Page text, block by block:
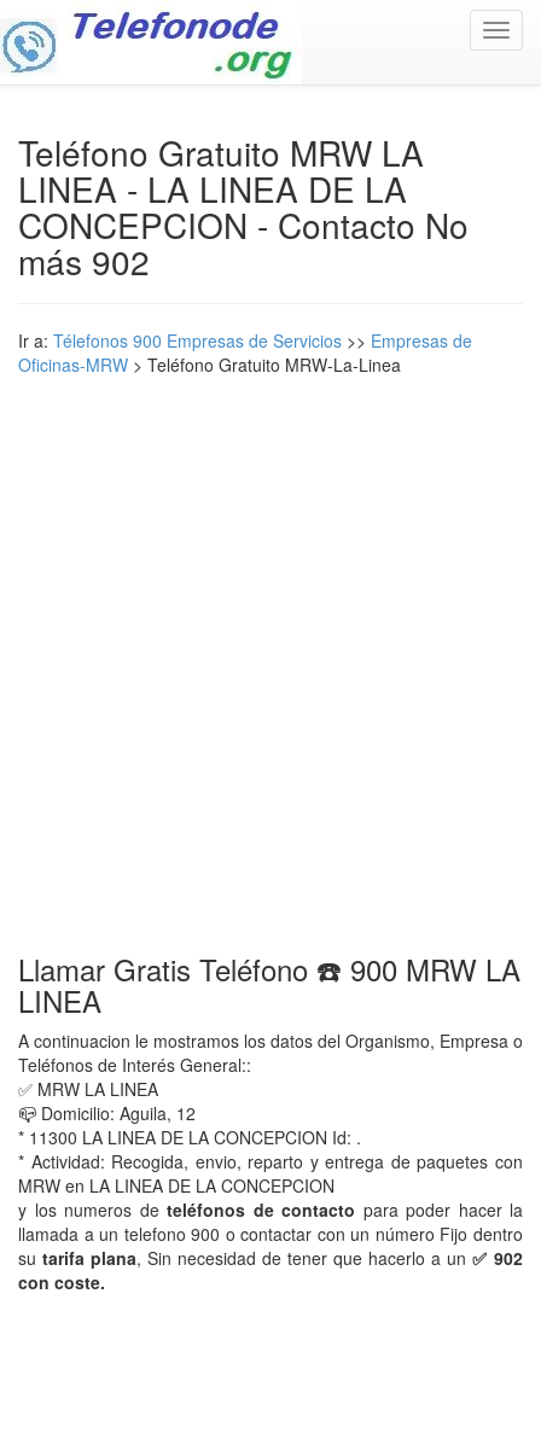
Teléfono Gratuito MRW LA
LINEA - LA LINEA DE LA
CONCEPCION - Contacto No
más 902
Ir a: Télefonos 900 Empresas de Servicios >> Empresas de
Oficinas-MRW > Teléfono Gratuito MRW-La-Linea
Llamar Gratis Teléfono ☎️ 900 MRW LA
LINEA
A continuacion le mostramos los datos del Organismo, Empresa o
Teléfonos de Interés General::
✅ MRW LA LINEA
📪 Domicilio: Aguila, 12
* 11300 LA LINEA DE LA CONCEPCION Id: .
* Actividad: Recogida, envio, reparto y entrega de paquetes con
MRW en LA LINEA DE LA CONCEPCION
y los numeros de teléfonos de contacto para poder hacer la
llamada a un telefono 900 o contactar con un número Fijo dentro
su tarifa plana, Sin necesidad de tener que hacerlo a un ✅ 902
con coste.